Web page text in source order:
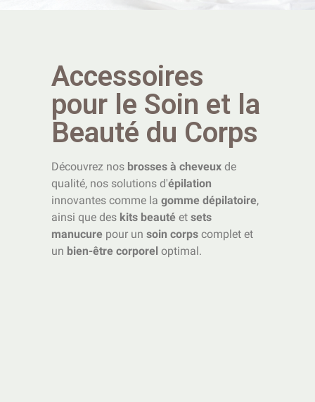
Accessoires
pour le Soin et la
Beauté du Corps
Découvrez nos brosses à cheveuxde
qualité, nos solutions d'épilation
innovantes comme la gomme dépilatoire,
ainsi que des kits beautéet sets
manucurepour un soin corpscomplet et
un bien-être corporeloptimal.